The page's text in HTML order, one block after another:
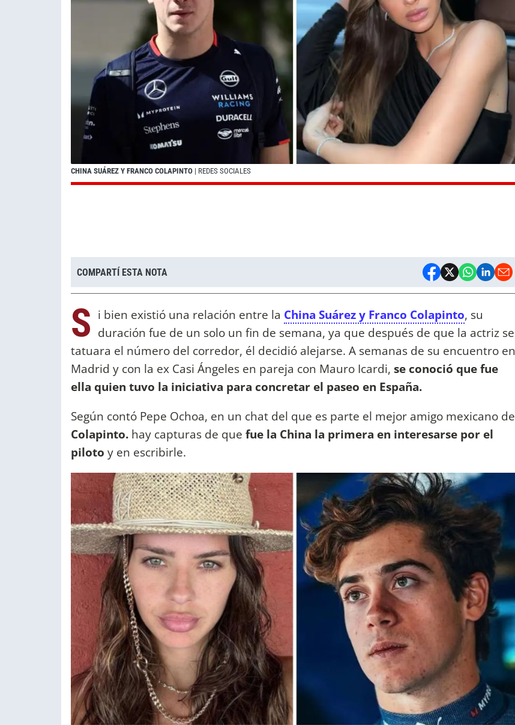
CHINA SUÁREZ Y FRANCO COLAPINTO | REDES SOCIALES
COMPARTÍ ESTA NOTA
S i bien existió una relación entre la China Suárez y Franco Colapinto, su
duración fue de un solo un fin de semana, ya que después de que la actriz se
tatuara el número del corredor, él decidió alejarse. A semanas de su encuentro en
Madrid y con la ex Casi Ángeles en pareja con Mauro Icardi, se conoció que fue
ella quien tuvo la iniciativa para concretar el paseo en España.
Según contó Pepe Ochoa, en un chat del que es parte el mejor amigo mexicano de
Colapinto. hay capturas de que fue la China la primera en interesarse por el
piloto y en escribirle.